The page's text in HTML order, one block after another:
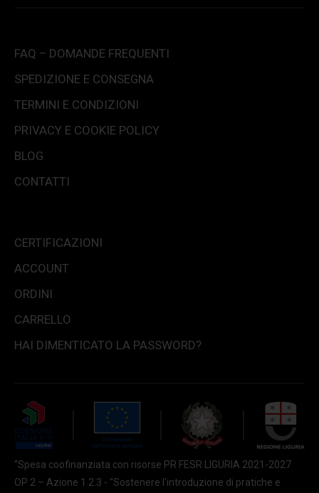
FAQ – DOMANDE FREQUENTI
SPEDIZIONE E CONSEGNA
TERMINI E CONDIZIONI
PRIVACY E COOKIE POLICY
BLOG
CONTATTI
CERTIFICAZIONI
ACCOUNT
ORDINI
CARRELLO
HAI DIMENTICATO LA PASSWORD?
“Spesa coofinanziata con risorse PR FESR LIGURIA 2021-2027
OP 2 – Azione 1.2.3 - "Sostenere l'introduzione di pratiche e